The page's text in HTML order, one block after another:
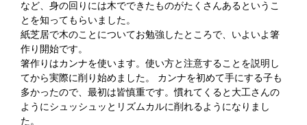
など、身の回りには木でできたものがたくさんあるというこ
とを知ってもらいました。
紙芝居で木のことについてお勉強したところで、いよいよ箸
作り開始です。
箸作りはカンナを使います。使い方と注意することを説明し
てから実際に削り始めました。 カンナを初めて手にする子も
多かったので、最初は皆慎重です。慣れてくると大工さんの
ようにシュッシュッとリズムカルに削れるようになりまし
た。